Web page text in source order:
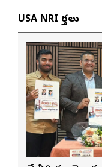
USA NRI వార్తలు